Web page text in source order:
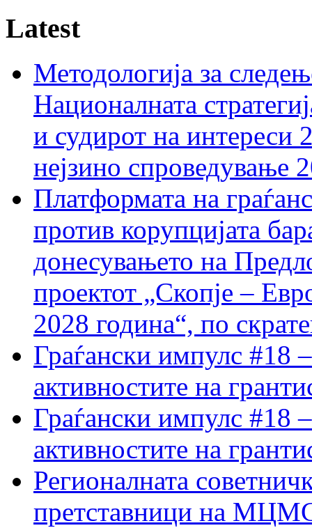
Latest
Методологија за
Националната
и судирот на интереси
нејзино спроведување
Платформата на
против корупцијата
донесувањето на
проектот „Скопје –
2028 година“, по
Граѓански импулс #18
активностите на
Граѓански импулс #18
активностите на
Регионалната
претставници на МЦМС